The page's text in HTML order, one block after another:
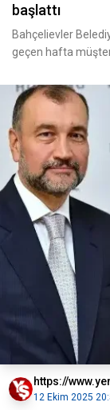
başlattı
Bahçelievler
geçen hafta
https://
12 Ekim 2025